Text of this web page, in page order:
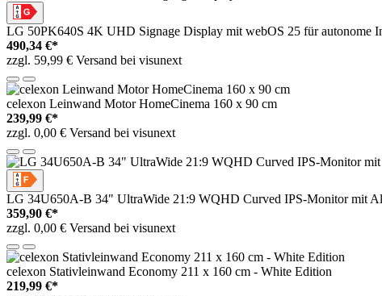
LG 50PK640S 4K UHD Signage Display mit webOS 25 für autonome
490,34 €*
zzgl. 59,99 € Versand bei visunext
celexon Leinwand Motor HomeCinema 160 x 90 cm
239,99 €*
zzgl. 0,00 € Versand bei visunext
LG 34U650A-B 34" UltraWide 21:9 WQHD Curved IPS-Monitor mit
359,90 €*
zzgl. 0,00 € Versand bei visunext
celexon Stativleinwand Economy 211 x 160 cm - White Edition
219,99 €*